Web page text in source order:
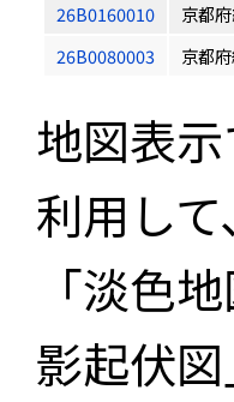
26B0160010
京都
26B0080003
京都
地図表
利用し
「淡色
影起伏